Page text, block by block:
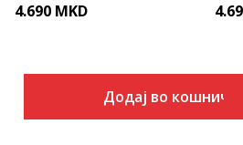
4.690 MKD
Додај во кошничка